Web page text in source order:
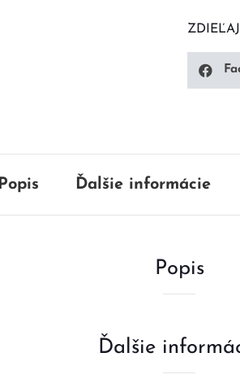
Popis Ďalšie informácie
Popis
Ďalšie